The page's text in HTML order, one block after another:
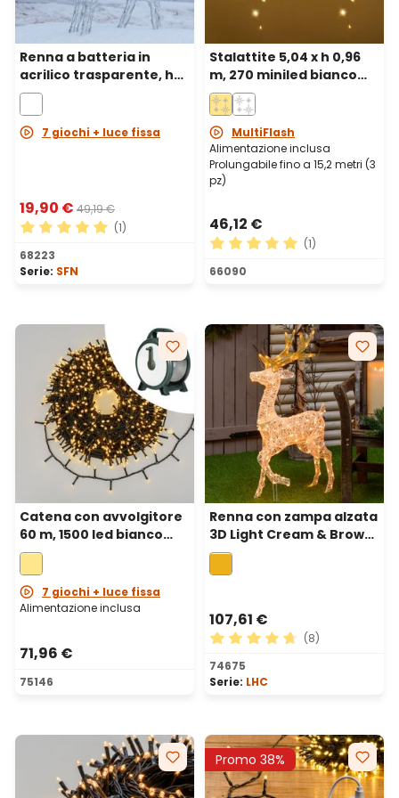
Renna a batteria in
acrilico trasparente, h
65 cm, 80 led bianco
freddo
7 giochi + luce fissa
19,90 € 49,19 €
Valutazione media di 5 su 5 stelle
(1)
68223
Serie: SFN
Stalattite 5,04 x h 0,96
m, 270 miniled bianco
caldo, cavo bianco,
prolungabile
MultiFlash
Alimentazione inclusa
Prolungabile fino a 15,2 metri (3
pz)
46,12 €
Valutazione media di 5 su
(1)
66090
Catena con avvolgitore
60 m, 1500 led bianco
caldo, cavo verde
7 giochi + luce fissa
Alimentazione inclusa
71,96 €
75146
Renna con zampa alzata
3D Light Cream & Brown
105 cm, 200 led bianco
extra caldo
107,61 €
Valutazione media di 4.75
(8)
74675
Serie: LHC
Promo 38%